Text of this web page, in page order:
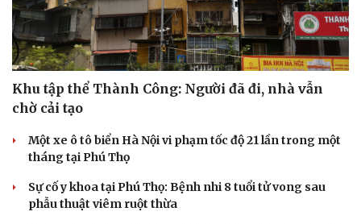
Khu tập thể Thành Công: Người đã đi, nhà vẫn
chờ cải tạo
Một xe ô tô biển Hà Nội vi phạm tốc độ 21 lần trong một
tháng tại Phú Thọ
Sự cố y khoa tại Phú Thọ: Bệnh nhi 8 tuổi tử vong sau
phẫu thuật viêm ruột thừa